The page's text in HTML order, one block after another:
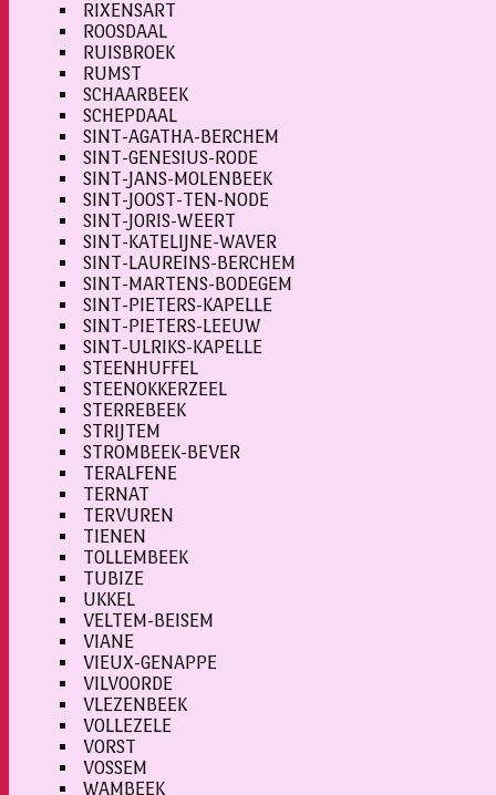
RIXENSART
ROOSDAAL
RUISBROEK
RUMST
SCHAARBEEK
SCHEPDAAL
SINT-AGATHA-BERCHEM
SINT-GENESIUS-RODE
SINT-JANS-MOLENBEEK
SINT-JOOST-TEN-NODE
SINT-JORIS-WEERT
SINT-KATELIJNE-WAVER
SINT-LAUREINS-BERCHEM
SINT-MARTENS-BODEGEM
SINT-PIETERS-KAPELLE
SINT-PIETERS-LEEUW
SINT-ULRIKS-KAPELLE
STEENHUFFEL
STEENOKKERZEEL
STERREBEEK
STRIJTEM
STROMBEEK-BEVER
TERALFENE
TERNAT
TERVUREN
TIENEN
TOLLEMBEEK
TUBIZE
UKKEL
VELTEM-BEISEM
VIANE
VIEUX-GENAPPE
VILVOORDE
VLEZENBEEK
VOLLEZELE
VORST
VOSSEM
WAMBEEK